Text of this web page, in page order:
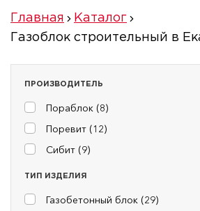
Главная
Каталог
Газоблок строительный в
ПРОИЗВОДИТЕЛЬ
Пораблок (8)
Поревит (12)
Сибит (9)
ТИП ИЗДЕЛИЯ
Газобетонный блок (29)